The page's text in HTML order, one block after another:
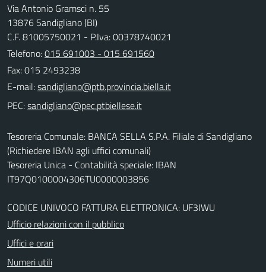
Via Antonio Gramsci n. 55
13876 Sandigliano (BI)
C.F. 81005750021 - P.Iva: 00378740021
Telefono:015 691003 - 015 691560
Fax: 015 2493238
E-mail:
PEC:
Tesoreria Comunale: BANCA SELLA S.P.A. Filiale di Sandigliano
(Richiedere IBAN agli uffici comunali)
Tesoreria Unica - Contabilità speciale: IBAN
IT97Q0100004306TU0000003856
CODICE UNIVOCO FATTURA ELETTRONICA: UF3IWU
Ufficio relazioni con il pubblico
Uffici e orari
Numeri utili